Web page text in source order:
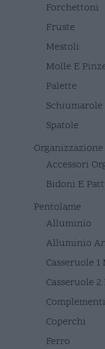
Forchettoni
Fruste
Mestoli
Molle E
Palette
Schiumarole
Spatole
Organizzazione
Accessori
Bidoni E
Pentolame
Alluminio
Alluminio
Casseruole
Casseruole
Complementi
Coperchi
Ferro